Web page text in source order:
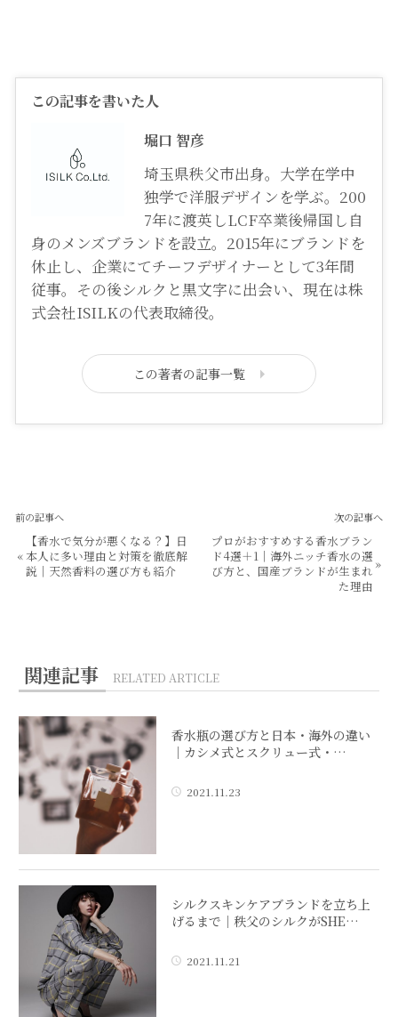
この記事を書いた人
堀口 智彦
埼玉県秩父市出身。大学在学中
独学で洋服デザインを学ぶ。200
7年に渡英しLCF卒業後帰国し自
身のメンズブランドを設立。2015年にブランドを
休止し、企業にてチーフデザイナーとして3年間
従事。その後シルクと黒文字に出会い、現在は株
式会社ISILKの代表取締役。
この著者の記事一覧
前の記事へ
«
【香水で気分が悪くなる？】日
本人に多い理由と対策を徹底解
説｜天然香料の選び方も紹介
次の記事へ
プロがおすすめする香水ブラン
ド4選＋1｜海外ニッチ香水の選
び方と、国産ブランドが生まれ
た理由
»
関連記事 RELATED ARTICLE
香水瓶の選び方と日本・海外の違い
｜カシメ式とスクリュー式・…
2021.11.23
シルクスキンケアブランドを立ち上
げるまで｜秩父のシルクがSHE…
2021.11.21